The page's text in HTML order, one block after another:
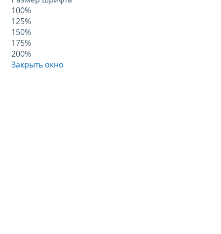
100%
125%
150%
175%
200%
Закрыть окно